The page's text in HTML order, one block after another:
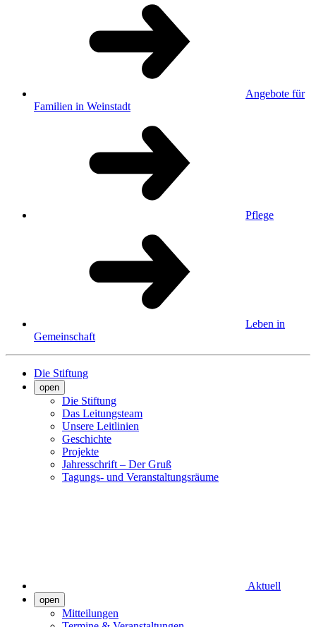
Angebote für
Familien in Weinstadt
Pflege
Leben in
Gemeinschaft
Die Stiftung
open
Die Stiftung
Das Leitungsteam
Unsere Leitlinien
Geschichte
Projekte
Jahresschrift – Der Gruß
Tagungs- und Veranstaltungsräume
Aktuell
open
Mitteilungen